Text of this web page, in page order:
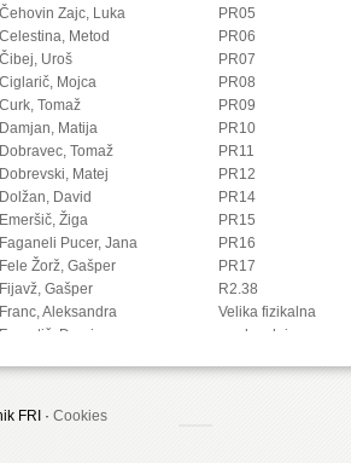
Čehovin Zajc, Luka
Celestina, Metod
Čibej, Uroš
Ciglarič, Mojca
Curk, Tomaž
Damjan, Matija
Dobravec, Tomaž
Dobrevski, Matej
Dolžan, David
Emeršič, Žiga
Faganeli Pucer, Jana
Fele Žorž, Gašper
Fijavž, Gašper
Franc, Aleksandra
Franetič, Damir
Gec, Sandi
PR05
PR06
PR07
PR08
PR09
PR10
PR11
PR12
PR14
PR15
PR16
PR17
R2.38
Velika fizikalna
predavalnica
FRI · Cookies